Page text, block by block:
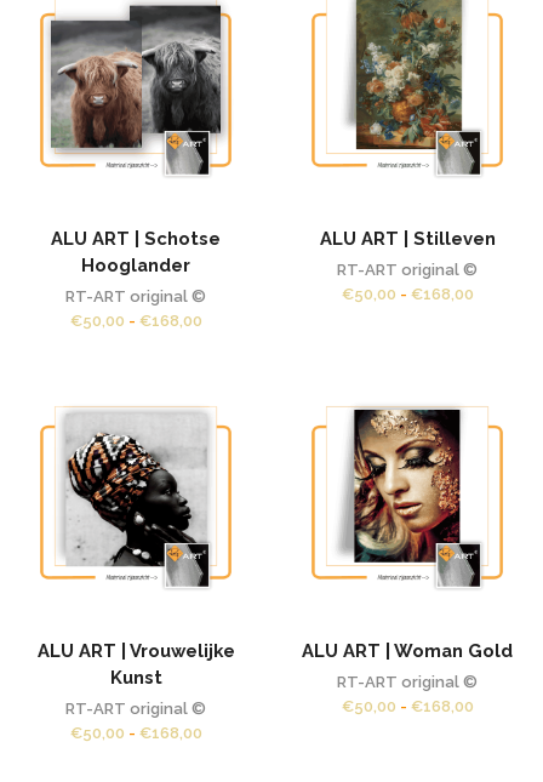
ALU ART | Schotse
Hooglander
RT-ART original ©
€50,00 - €168,00Prijsklasse:
ALU ART | Stilleven
RT-ART original ©
€50,00 - €168,00
ALU ART | Vrouwelijke
Kunst
RT-ART original ©
€50,00 - €168,00Prijsklasse:
ALU ART | Woman Gold
RT-ART original ©
€50,00 - €168,00